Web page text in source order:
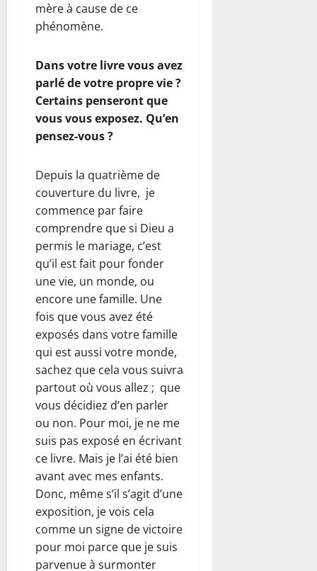
mère à cause de ce
phénomène.
Dans votre livre vous avez
parlé de votre propre vie ?
Certains penseront que
vous vous exposez. Qu’en
pensez-vous ?
Depuis la quatrième de
couverture du livre, je
commence par faire
comprendre que si Dieu a
permis le mariage, c’est
qu’il est fait pour fonder
une vie, un monde, ou
encore une famille. Une
fois que vous avez été
exposés dans votre famille
qui est aussi votre monde,
sachez que cela vous suivra
partout où vous allez ; que
vous décidiez d’en parler
ou non. Pour moi, je ne me
suis pas exposé en écrivant
ce livre. Mais je l’ai été bien
avant avec mes enfants.
Donc, même s’il s’agit d’une
exposition, je vois cela
comme un signe de victoire
pour moi parce que je suis
parvenue à surmonter